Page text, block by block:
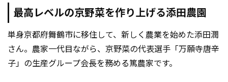
最高レベルの京野菜を作り上げる添田農園
単身京都府舞鶴市に移住して、新しく農業を始めた添田潤
さん。農家一代目ながら、京野菜の代表選手「万願寺唐辛
子」の生産グループ会長を務める篤農家です。